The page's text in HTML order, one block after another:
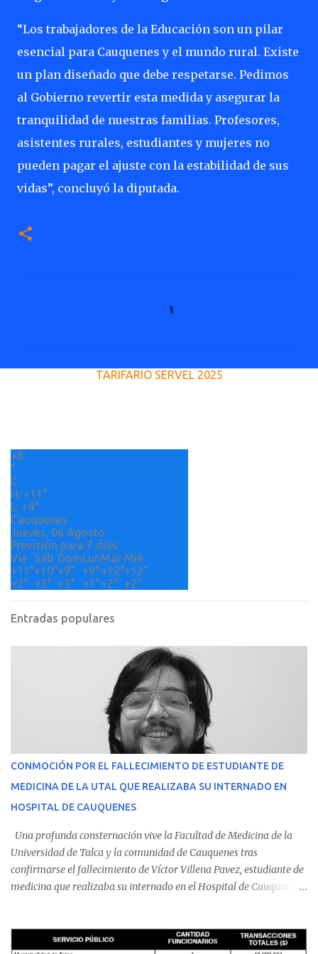
“Los trabajadores de la Educación son un pilar
esencial para Cauquenes y el mundo rural. Existe
un plan diseñado que debe respetarse. Pedimos
al Gobierno revertir esta medida y asegurar la
tranquilidad de nuestras familias. Profesores,
asistentes rurales, estudiantes y mujeres no
pueden pagar el ajuste con la estabilidad de sus
vidas”, concluyó la diputada.
i
s
TARIFARIO SERVEL 2025
+8
°
C
H: +11°
L: +4°
Cauquenes
Jueves, 06 Agosto
Previsión para 7 días
Vie
Sáb DomLunMar Mié
+11°+10°+9° +9°+12°+12°
+2° +3° +3° +1°+2° +2°
Entradas populares
CONMOCIÓN POR EL FALLECIMIENTO DE ESTUDIANTE DE
MEDICINA DE LA UTAL QUE REALIZABA SU INTERNADO EN
HOSPITAL DE CAUQUENES
Una profunda consternación vive la Facultad de Medicina de la
Universidad de Talca y la comunidad de Cauquenes tras
confirmarse el fallecimiento de Víctor Villena Pavez, estudiante de
medicina que realizaba su internado en el Hospital de Cauquenes.
malestares físicos. Dada la complejidad de su estado de salud, el